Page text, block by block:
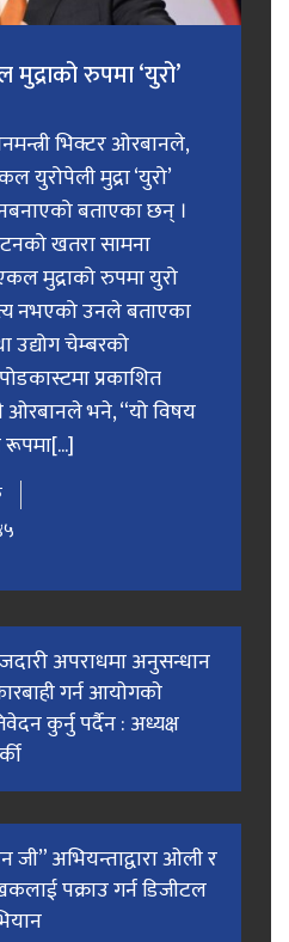
रुपमा ‘युरो’
भिक्टर ओरबानले,
युरोपेली मुद्रा ‘युरो’
बताएका छन् ।
खतरा सामना
मुद्राको रुपमा युरो
नभएको उनले बताएका
उद्योग चेम्बरको
प्रकाशित
ओरबानले भने, “यो विषय
अपराधमा अनुसन्धान
गर्न आयाेगकाे
कुर्नु पर्दैन : अध्यक्ष
जी” अभियन्ताद्वारा ओली र
पक्राउ गर्न डिजीटल